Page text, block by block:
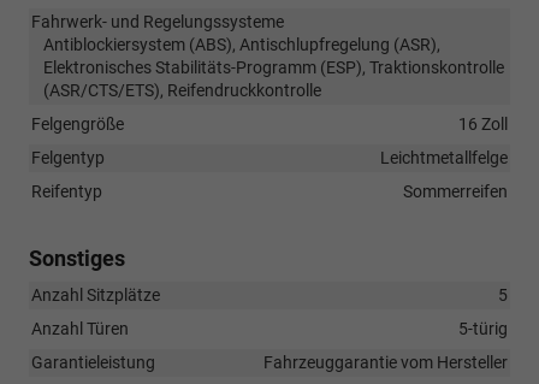
Fahrwerk- und Regelungssysteme
Antiblockiersystem (ABS), Antischlupfregelung (ASR),
Elektronisches Stabilitäts-Programm (ESP), Traktionskontrolle
(ASR/CTS/ETS), Reifendruckkontrolle
Felgengröße
16 Zoll
Felgentyp
Leichtmetallfelge
Reifentyp
Sommerreifen
Sonstiges
Anzahl Sitzplätze
5
Anzahl Türen
5-türig
Garantieleistung
Fahrzeuggarantie vom Hersteller